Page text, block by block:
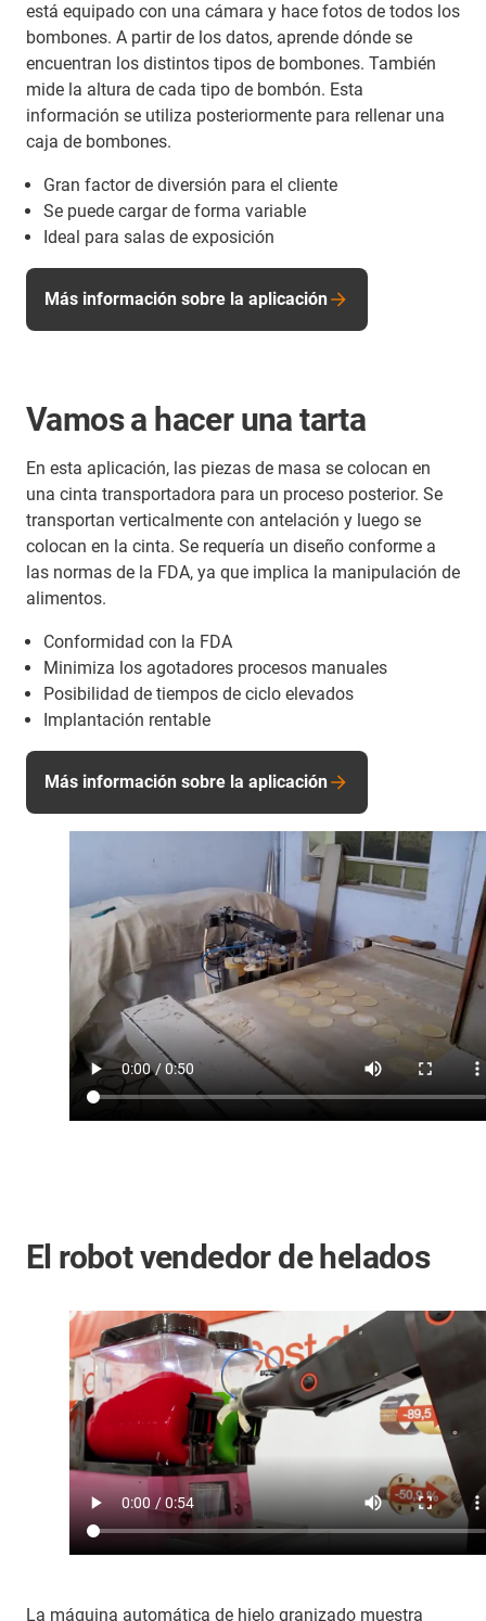
está equipado con una cámara y hace fotos de todos los
bombones. A partir de los datos, aprende dónde se
encuentran los distintos tipos de bombones. También
mide la altura de cada tipo de bombón. Esta
información se utiliza posteriormente para rellenar una
caja de bombones.
Gran factor de diversión para el cliente
Se puede cargar de forma variable
Ideal para salas de exposición
Más información sobre la aplicación
Vamos a hacer una tarta
En esta aplicación, las piezas de masa se colocan en
una cinta transportadora para un proceso posterior. Se
transportan verticalmente con antelación y luego se
colocan en la cinta. Se requería un diseño conforme a
las normas de la FDA, ya que implica la manipulación de
alimentos.
Conformidad con la FDA
Minimiza los agotadores procesos manuales
Posibilidad de tiempos de ciclo elevados
Implantación rentable
Más información sobre la aplicación
El robot vendedor de helados
La máquina automática de hielo granizado muestra